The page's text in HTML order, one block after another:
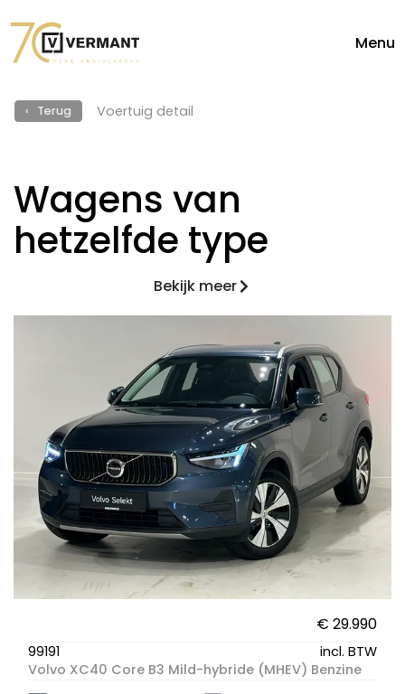
Menu
‹ Terug Voertuig detail
Wagens van
hetzelfde type
Bekijk meer
€ 29.990
99191
incl. BTW
Volvo XC40 Core B3 Mild-hybride (MHEV) Benzine